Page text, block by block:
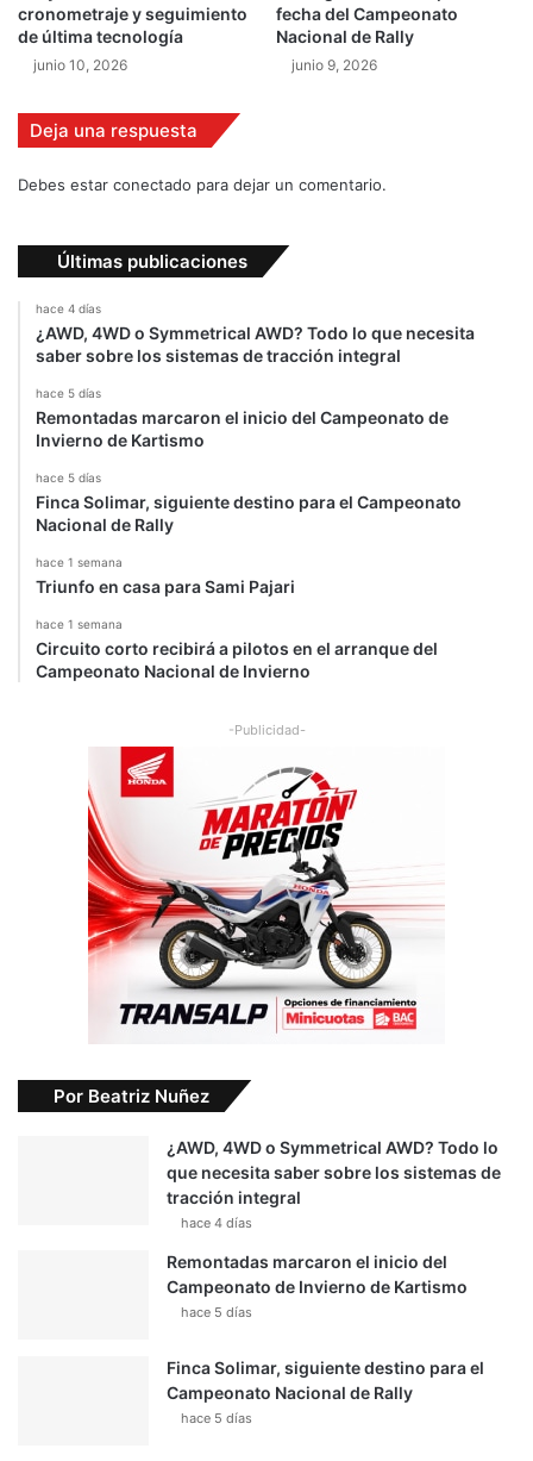
U
s
cronometraje y seguimiento
de última tecnología
junio 10, 2026
fecha del Campeonato
Nacional de Rally
junio 9, 2026
Deja una respuesta
Debes estar conectado para dejar un comentario.
Últimas publicaciones
hace 4 días
¿AWD, 4WD o Symmetrical AWD? Todo lo que necesita
saber sobre los sistemas de tracción integral
hace 5 días
Remontadas marcaron el inicio del Campeonato de
Invierno de Kartismo
hace 5 días
Finca Solimar, siguiente destino para el Campeonato
Nacional de Rally
hace 1 semana
Triunfo en casa para Sami Pajari
hace 1 semana
Circuito corto recibirá a pilotos en el arranque del
Campeonato Nacional de Invierno
-Publicidad-
Por Beatriz Nuñez
¿AWD, 4WD o Symmetrical AWD? Todo lo
que necesita saber sobre los sistemas de
tracción integral
hace 4 días
Remontadas marcaron el inicio del
Campeonato de Invierno de Kartismo
hace 5 días
Finca Solimar, siguiente destino para el
Campeonato Nacional de Rally
hace 5 días